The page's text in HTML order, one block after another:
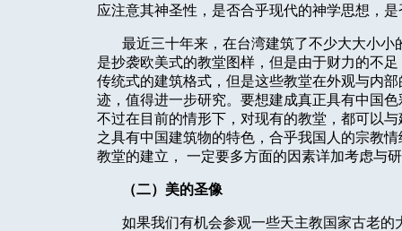
应注意其神圣性，是否合乎现代的神学思想，
最近三十年来，在台湾建筑了不少大大小
是抄袭欧美式的教堂图样，但是由于财力的不
传统式的建筑格式，但是这些教堂在外观与内
迹，值得进一步研究。要想建成真正具有中国
不过在目前的情形下，对现有的教堂，都可以
之具有中国建筑物的特色，合乎我国人的宗教
教堂的建立， 一定要多方面的因素详加考虑与
（二）美的圣像
如果我们有机会参观一些天主教国家古老